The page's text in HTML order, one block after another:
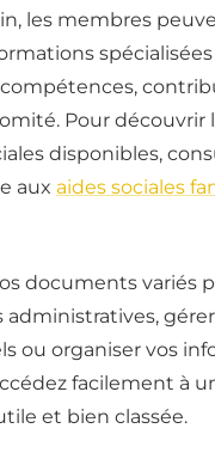
les membres
Pour découvrir
disponibles,
aux aides sociales